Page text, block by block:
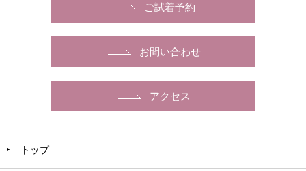
ご試着予約
お問い合わせ
アクセス
トップ